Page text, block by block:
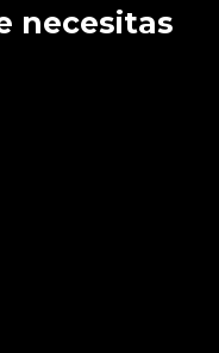
necesitas